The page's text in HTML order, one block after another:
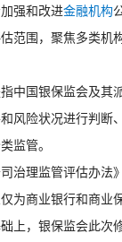
强和改进金融机构
范围，聚焦多类机
中国银保监会及其
风险状况进行判断
监管。
治理监管评估办法
为商业银行和商业
上，银保监会此次